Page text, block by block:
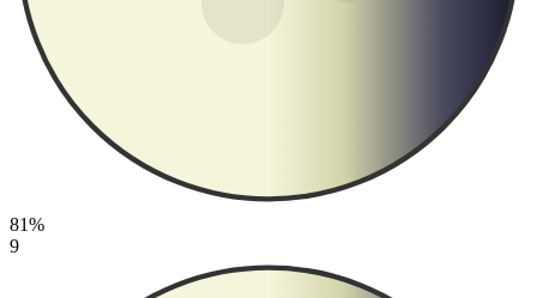
81%
9